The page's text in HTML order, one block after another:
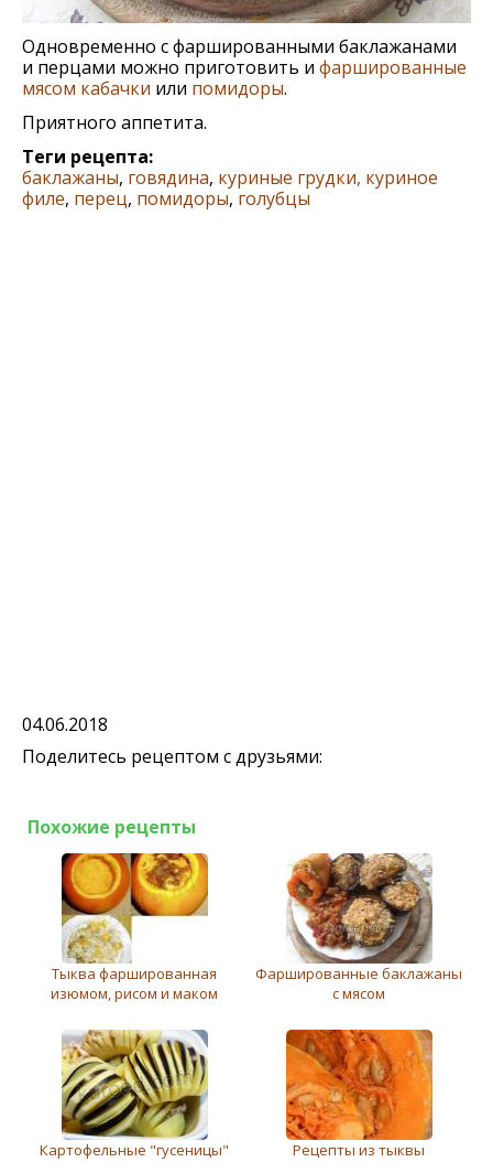
Одновременно с фаршированными баклажанами
и перцами можно приготовить и фаршированные
мясом кабачки или помидоры.
Приятного аппетита.
Теги рецепта:
баклажаны, говядина, куриные грудки, куриное
филе, перец, помидоры, голубцы
04.06.2018
Поделитесь рецептом с друзьями:
Похожие рецепты
Тыква фаршированная
изюмом, рисом и маком
Фаршированные баклажаны
с мясом
Картофельные "гусеницы" Рецепты из тыквы